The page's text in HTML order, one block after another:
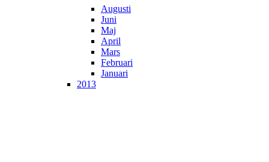
Augusti
Juni
Maj
April
Mars
Februari
Januari
2013